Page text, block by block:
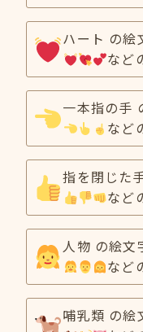
ハート の絵
など
一本指の手
など
指を閉じた
など
人物 の絵文
など
哺乳類 の絵